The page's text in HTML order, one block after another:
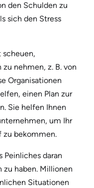
den Schulden zu
sich den Stress
zu nehmen, z. B. von
Organisationen
einen Plan zur
Sie helfen Ihnen
um Ihr
zu bekommen.
Peinliches daran
haben. Millionen
Situationen